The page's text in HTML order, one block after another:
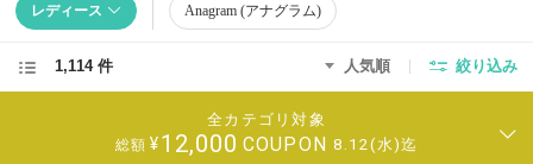
レディース Anagram (アナグラム)
1,114 件 人気順 絞り込み
全カテゴリ対象
総額 ¥12,000 COUPON 8.12(水)迄